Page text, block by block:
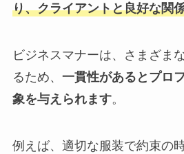
り、クライアントと良好な関
ビジネスマナーは、さまざま
るため、 一貫性があるとプロ
象を与えられます。
例えば、適切な服装で約束の